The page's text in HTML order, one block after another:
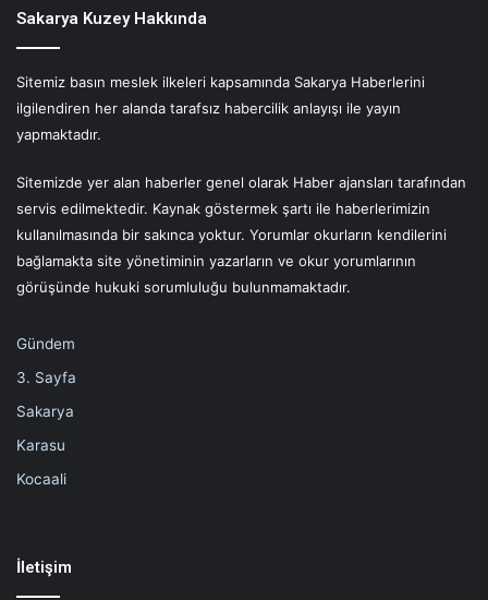
Sakarya Kuzey Hakkında
Sitemiz basın meslek ilkeleri kapsamında Sakarya Haberlerini
ilgilendiren her alanda tarafsız habercilik anlayışı ile yayın
yapmaktadır.
Sitemizde yer alan haberler genel olarak Haber ajansları tarafından
servis edilmektedir. Kaynak göstermek şartı ile haberlerimizin
kullanılmasında bir sakınca yoktur. Yorumlar okurların kendilerini
bağlamakta site yönetiminin yazarların ve okur yorumlarının
görüşünde hukuki sorumluluğu bulunmamaktadır.
Gündem
3. Sayfa
Sakarya
Karasu
Kocaali
İletişim